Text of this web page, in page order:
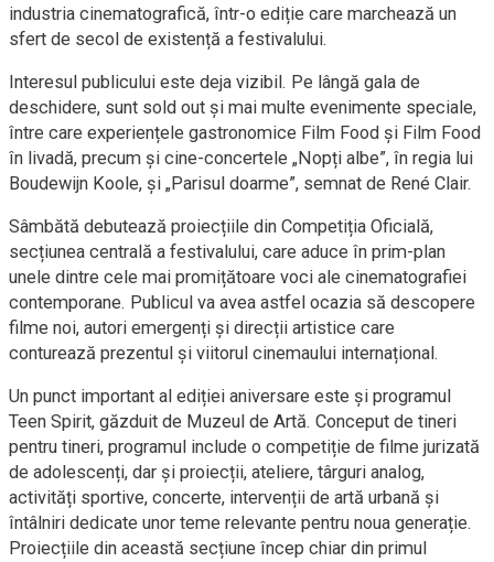
industria cinematografică, într-o ediție care marchează un
sfert de secol de existență a festivalului.
Interesul publicului este deja vizibil. Pe lângă gala de
deschidere, sunt sold out și mai multe evenimente speciale,
între care experiențele gastronomice Film Food și Film Food
în livadă, precum și cine-concertele „Nopți albe”, în regia lui
Boudewijn Koole, și „Parisul doarme”, semnat de René Clair.
Sâmbătă debutează proiecțiile din Competiția Oficială,
secțiunea centrală a festivalului, care aduce în prim-plan
unele dintre cele mai promițătoare voci ale cinematografiei
contemporane. Publicul va avea astfel ocazia să descopere
filme noi, autori emergenți și direcții artistice care
conturează prezentul și viitorul cinemaului internațional.
Un punct important al ediției aniversare este și programul
Teen Spirit, găzduit de Muzeul de Artă. Conceput de tineri
pentru tineri, programul include o competiție de filme jurizată
de adolescenți, dar și proiecții, ateliere, târguri analog,
activități sportive, concerte, intervenții de artă urbană și
întâlniri dedicate unor teme relevante pentru noua generație.
Proiecțiile din această secțiune încep chiar din primul